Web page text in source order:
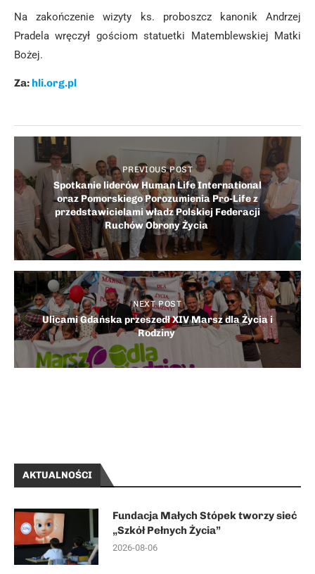
Na zakończenie wizyty ks. proboszcz kanonik Andrzej
Pradela wręczył gościom statuetki Matemblewskiej Matki
Bożej.
Za: hli.org.pl
PREVIOUS POST
Spotkanie liderów Human Life International
oraz Pomorskiego Porozumienia Pro-Life z
przedstawicielami władz Polskiej Federacji
Ruchów Obrony Życia
NEXT POST
Ulicami Gdańska przeszedł XIV Marsz dla Życia i
Rodziny
AKTUALNOŚCI
Fundacja Małych Stópek tworzy sieć
„Szkół Pełnych Życia”
2026-08-06